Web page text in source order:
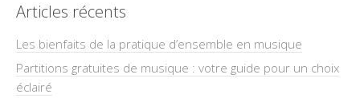
Articles récents
Les bienfaits de la pratique d’ensemble en musique
Partitions gratuites de musique : votre guide pour un choix
éclairé